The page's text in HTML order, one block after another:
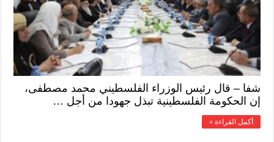
شفا – قال رئيس الوزراء الفلسطيني محمد مصطفى،
إن الحكومة الفلسطينية تبذل جهودا من أجل …
أكمل القراءة »